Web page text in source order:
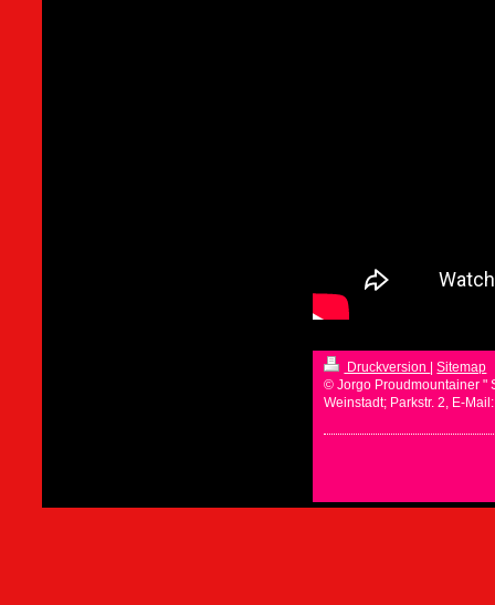
Druckversion | Sitemap
© Jorgo Proudmountainer "
Weinstadt; Parkstr. 2, E-